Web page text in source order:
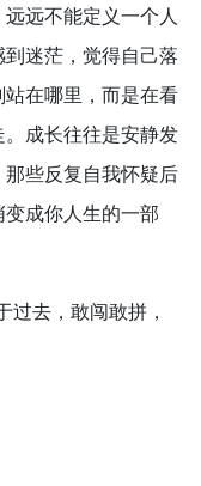
远不能定义一个人
迷茫，觉得自己落
在哪里，而是在看
成长往往是安静发
些反复自我怀疑后
成你人生的一部
过去，敢闯敢拼，